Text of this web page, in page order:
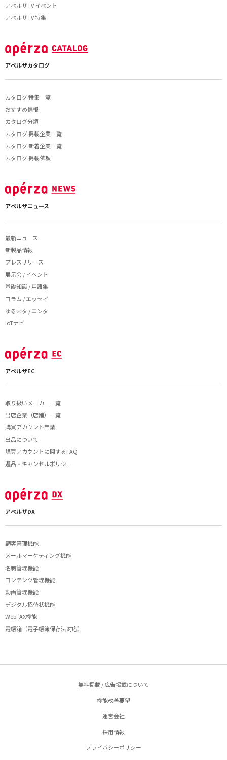
アペルザTV イベント
アペルザTV 特集
アペルザカタログ
カタログ 特集一覧
おすすめ情報
カタログ分類
カタログ 掲載企業一覧
カタログ 新着企業一覧
カタログ 掲載依頼
アペルザニュース
最新ニュース
新製品情報
プレスリリース
展示会 / イベント
基礎知識 / 用語集
コラム / エッセイ
ゆるネタ / エンタ
IoTナビ
アペルザEC
取り扱いメーカー一覧
出店企業（店舗）一覧
購買アカウント申請
出品について
購買アカウントに関するFAQ
返品・キャンセルポリシー
アペルザDX
顧客管理機能
メールマーケティング機能
名刺管理機能
コンテンツ管理機能
動画管理機能
デジタル招待状機能
WebFAX機能
電帳箱（電子帳簿保存法対応）
無料掲載 / 広告掲載について
機能改善要望
運営会社
採用情報
プライバシーポリシー